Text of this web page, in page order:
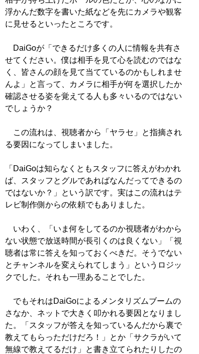
浮かんだ数字を書いた紙などを先にカメラや観客
に見せるといったところです。
DaiGoが「できるだけ多くの人に情報を共有さ
せてください。僕は相手を見て心を読むのではな
く、皆さんの顔を見て当てているのかもしれませ
んよ」と言って、カメラに相手が何を選択したか
確認させる姿を覚えてる人も多々いるのではない
でしょうか？
この流れは、視聴者から「ヤラセ」と指摘され
る要因になってしまいました。
「DaiGoは知らなくともスタッフに答えがわかれ
ば、スタッフとグルであればなんだってできるの
ではないか？」という訳です。実はこの流れはテ
レビ制作側からの依頼でもありました。
いわく、「いま何をしてるのか視聴者がわから
ない状態で放送時間が長引くのは良くない」「視
聴者は常に答えを知っておくべきだ。そうでない
とチャンネルを変えられてしまう」というロジッ
クでした。それも一理あることでした。
でもそれはDaiGoによるメンタリズムブームの
さなか、ネットで大きく叩かれる要因となりまし
た。「スタッフが答えを知っているんだから裏で
教えてもらっただけだろ！」とか「サクラがいて
無線で教えてるだけ」と書き立てられたりしたの